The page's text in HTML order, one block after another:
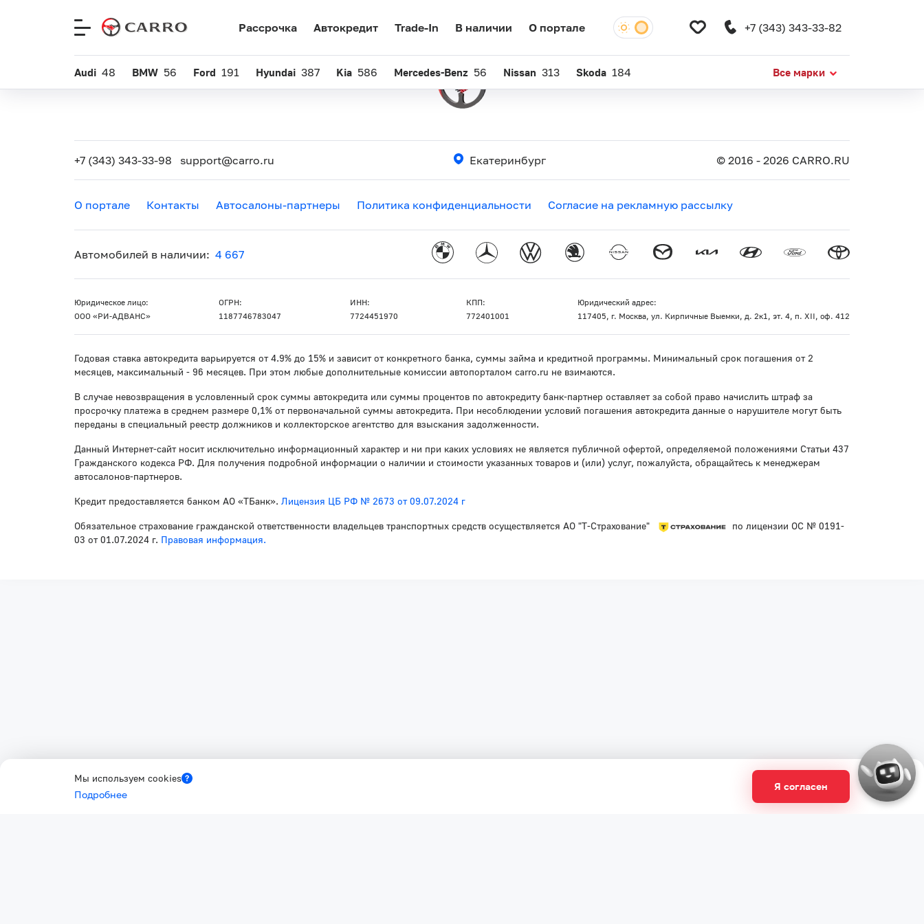
Рассрочка Автокредит Trade-In В наличии О портале +7 (343) 343-33-82
Audi 48 BMW 56 Ford 191 Hyundai 387 Kia 586 Mercedes-Benz 56 Nissan 313 Skoda 184 Все марки
+7 (343) 343-33-98 support@carro.ru Екатеринбург © 2016 - 2026 CARRO.RU
О портале Контакты Автосалоны-партнеры Политика конфиденциальности Согласие на рекламную рассылку
Автомобилей в наличии: 4 667
Юридическое лицо:
ООО «РИ-АДВАНС»
ОГРН:
1187746783047
ИНН:
7724451970
КПП:
772401001
Юридический адрес:
117405, г. Москва, ул. Кирпичные Выемки, д. 2к1, эт. 4, п. XII, оф. 412
Годовая ставка автокредита варьируется от 4.9% до 15% и зависит от конкретного банка, суммы займа и кредитной программы. Минимальный срок погашения от 2
месяцев, максимальный - 96 месяцев. При этом любые дополнительные комиссии автопорталом carro.ru не взимаются.
В случае невозвращения в условленный срок суммы автокредита или суммы процентов по автокредиту банк-партнер оставляет за собой право начислить штраф за
просрочку платежа в среднем размере 0,1% от первоначальной суммы автокредита. При несоблюдении условий погашения автокредита данные о нарушителе могут быть
переданы в специальный реестр должников и коллекторское агентство для взыскания задолженности.
Данный Интернет-сайт носит исключительно информационный характер и ни при каких условиях не является публичной офертой, определяемой положениями Статьи 437
Гражданского кодекса РФ. Для получения подробной информации о наличии и стоимости указанных товаров и (или) услуг, пожалуйста, обращайтесь к менеджерам
автосалонов-партнеров.
Кредит предоставляется банком АО «ТБанк». Лицензия ЦБ РФ № 2673 от 09.07.2024 г
Обязательное страхование гражданской ответственности владельцев транспортных средств осуществляется АО "Т-Страхование"
по лицензии ОС № 0191-
03 от 01.07.2024 г. Правовая информация.
Мы используем cookies
Подробнее
Я согласен